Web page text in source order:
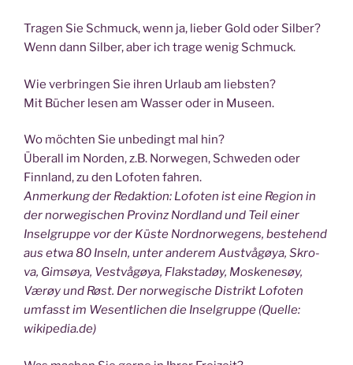
Tra­gen Sie Schmuck, wenn ja, lie­ber Gold oder Silber?
Wenn dann Sil­ber, aber ich tra­ge wenig Schmuck.
Wie ver­brin­gen Sie ihren Urlaub am liebsten?
Mit Bücher lesen am Was­ser oder in Museen.
Wo möch­ten Sie unbe­dingt mal hin?
Über­all im Nor­den, z.B. Nor­we­gen, Schwe­den oder
Finn­land, zu den Lofo­ten fahren.
Anmer­kung der Redak­ti­on: Lofo­ten ist eine Regi­on in
der nor­we­gi­schen Pro­vinz Nord­land und Teil einer
Insel­grup­pe vor der Küs­te Nord­nor­we­gens, bestehend
aus etwa 80 Inseln, unter ande­rem Aus­t­vå­gøya, Skro­
va, Gim­søya, Ves­t­vå­gøya, Flak­sta­døy, Mos­ken­esøy,
Værøy und Røst. Der nor­we­gi­sche Distrikt Lofo­ten
umfasst im Wesent­li­chen die Insel­grup­pe (Quel­le:
wikipedia.de)